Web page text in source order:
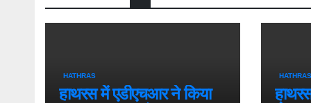
HATHRAS
हाथरस में एडीएचआर ने किया
HATHRAS